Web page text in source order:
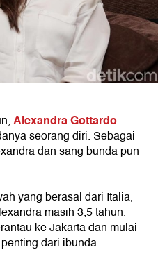
Alexandra Gottardo
seorang diri. Sebagai
dan sang bunda pun
yang berasal dari Italia,
masih 3,5 tahun.
ke Jakarta dan mulai
dari ibunda.